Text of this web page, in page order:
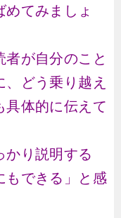
めてみましょ
者が自分のこと
どう乗り越え
具体的に伝えて
かり説明する
もできる」と感